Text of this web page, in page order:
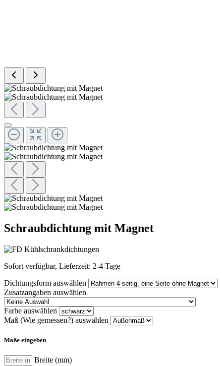
Schraubdichtung mit Magnet
Sofort verfügbar, Lieferzeit: 2-4 Tage
Dichtungsform auswählen
Zusatzangaben auswählen
Farbe auswählen
Maß (Wie gemessen?) auswählen
Maße eingeben
Breite (mm)